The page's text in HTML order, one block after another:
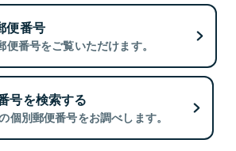
便番号
番号をご覧いただけます。
号を検索する
個別郵便番号をお調べします。